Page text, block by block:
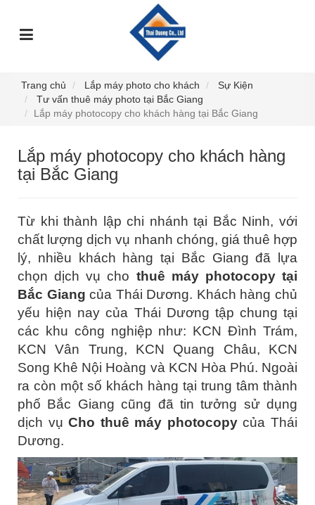
CHỦ
THIỆU
VỤ
KIỆN
TƯ
PHẨM
Trang chủ Lắp máy photo cho khách
Sự Kiện
Tư vấn thuê máy photo tại Bắc Giang
Lắp máy photocopy cho khách hàng tại Bắc Giang
Lắp máy photocopy cho khách hàng
tại Bắc Giang
Từ khi thành lập chi nhánh tại Bắc Ninh, với
chất lượng dịch vụ nhanh chóng, giá thuê hợp
lý, nhiều khách hàng tại Bắc Giang đã lựa
chọn dịch vụ cho thuê máy photocopy tại
Bắc Giang của Thái Dương. Khách hàng chủ
yếu hiện nay của Thái Dương tập chung tại
các khu công nghiệp như: KCN Đình Trám,
KCN Vân Trung, KCN Quang Châu, KCN
Song Khê Nội Hoàng và KCN Hòa Phú. Ngoài
ra còn một số khách hàng tại trung tâm thành
phố Bắc Giang cũng đã tin tưởng sử dụng
dịch vụCho thuê máy photocopycủa Thái
Dương.